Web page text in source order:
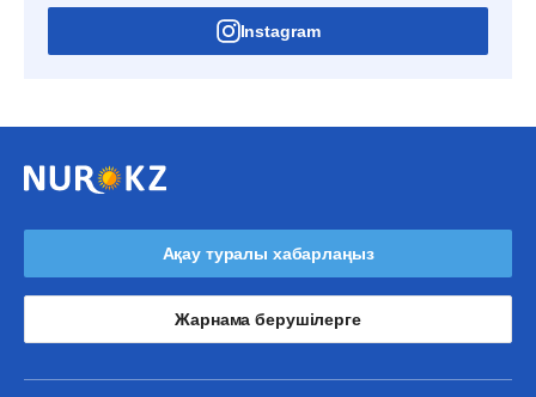
Instagram
Ақау туралы хабарлаңыз
Жарнама берушілерге